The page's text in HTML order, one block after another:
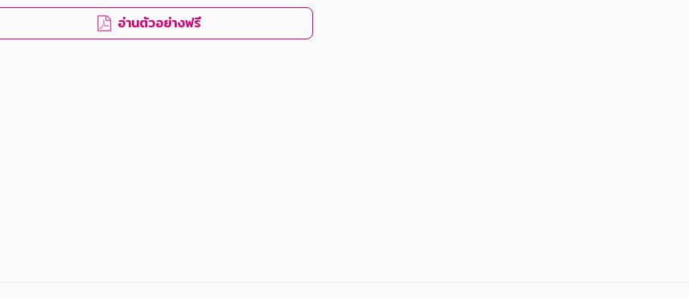
อ่านตัวอย่างฟรี